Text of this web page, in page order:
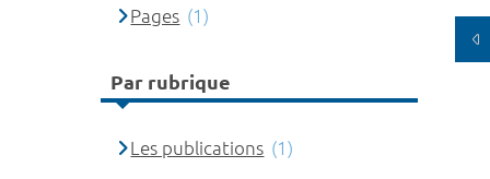
Pages (1)
Par rubrique
Les publications (1)